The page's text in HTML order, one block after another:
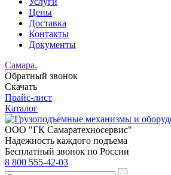
Цены
Доставка
Контакты
Документы
Самара.
Обратный звонок
Скачать
Прайс-лист
Каталог
ООО "ГК Самаратехносервис"
Надежность каждого подъема
Бесплатный звонок по России
8 800 555-42-03